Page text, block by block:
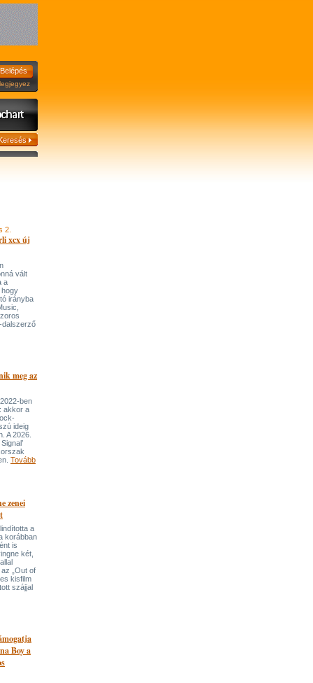
2.
xcx új
vált
a
hogy
irányba
dalszerző
meg az
ben
akkor a
ideig
A 2026.
Tovább
zenei
a
korábban
is
két,
„Out of
kisfilm
szájjal
Boy a